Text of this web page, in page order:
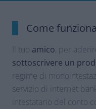
Come
Il tuo amico, per
sottoscrivere un
regime di
servizio di internet
intestatario del conto